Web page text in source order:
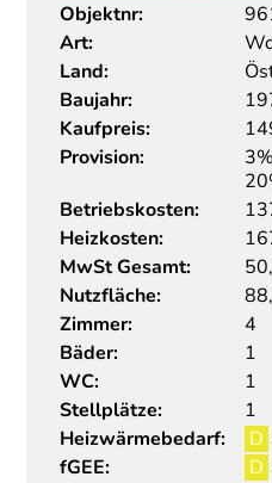
Objektnr:
Art:
Land:
Baujahr:
Kaufpreis:
Provision:
Betriebskosten:
Heizkosten:
MwSt Gesamt:
Nutzfläche:
Zimmer:
4
Bäder:
1
WC:
1
Stellplätze:
1
Heizwärmebedarf:
D
fGEE:
D